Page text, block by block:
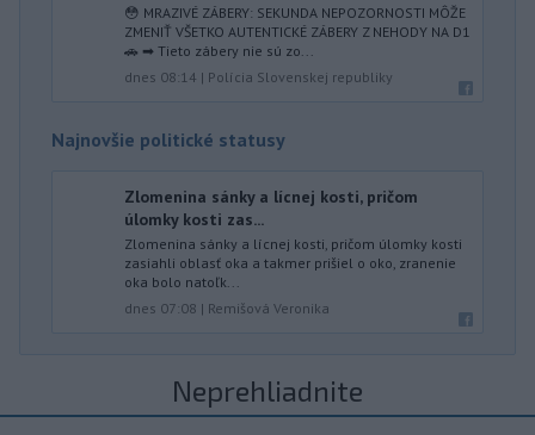
😳 MRAZIVÉ ZÁBERY: SEKUNDA NEPOZORNOSTI MÔŽE
ZMENIŤ VŠETKO AUTENTICKÉ ZÁBERY Z NEHODY NA D1
🚗 ➡ Tieto zábery nie sú zo...
dnes 08:14 | Polícia Slovenskej republiky
Najnovšie politické statusy
Zlomenina sánky a lícnej kosti, pričom
úlomky kosti zas...
Zlomenina sánky a lícnej kosti, pričom úlomky kosti
zasiahli oblasť oka a takmer prišiel o oko, zranenie
oka bolo natoľk...
dnes 07:08 | Remišová Veronika
Neprehliadnite